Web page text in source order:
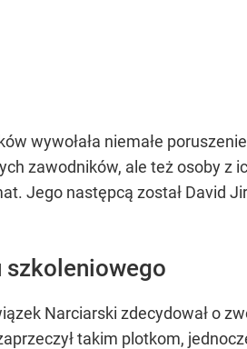
wywołała niemałe
zawodników, ale też osoby z
Jego następcą został David
szkoleniowego
Narciarski zdecydował o
takim plotkom,